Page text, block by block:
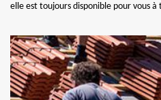
elle est toujours disponible pour vous